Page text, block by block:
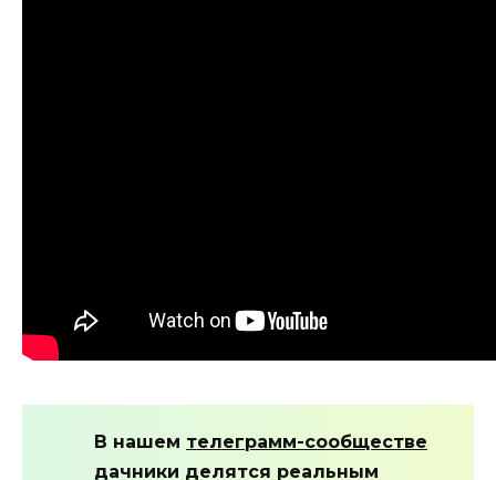
В нашем телеграмм-сообществе
дачники делятся реальным